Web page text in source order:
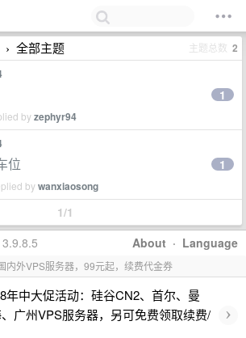
› 全部主题 主题总数 2
byzephyr94
1
位
bywanxiaosong
1
1/1
About · Language
3.9.8.5
内外VPS服务器，99元起，续费代金券
年中大促活动：硅谷CN2、首尔、曼
广州VPS服务器，另可免费领取续费/
›